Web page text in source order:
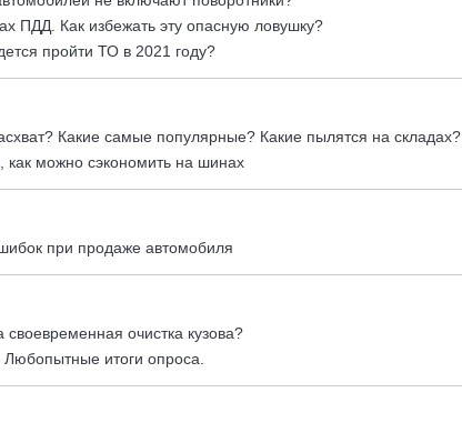
ПДД. Как избежать эту опасную ловушку?
пройти ТО в 2021 году?
Какие самые популярные? Какие пылятся на складах?
как можно сэкономить на шинах
при продаже автомобиля
очистка кузова?
итоги опроса.